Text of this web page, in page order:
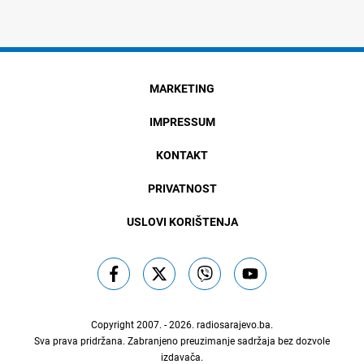
MARKETING
IMPRESSUM
KONTAKT
PRIVATNOST
USLOVI KORIŠTENJA
Copyright 2007. - 2026. radiosarajevo.ba.
Sva prava pridržana. Zabranjeno preuzimanje sadržaja bez dozvole
izdavača.